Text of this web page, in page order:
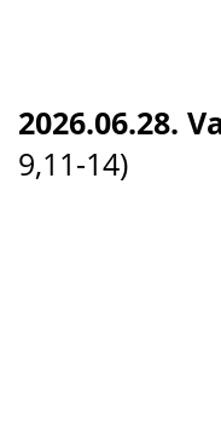
2026.06.28.
9,11-14)